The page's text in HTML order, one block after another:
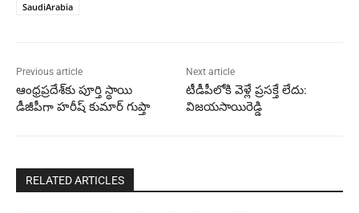
SaudiArabia
Previous article
ఆంధ్రప్రదేశ్‌కు పూర్తి స్థాయి
డీజీపీగా హరీష్ కుమార్ గుప్తా
Next article
టీడీపీలోకి వెళ్లే ప్రసక్తే లేదు:
విజయసాయిరెడ్డి
RELATED ARTICLES